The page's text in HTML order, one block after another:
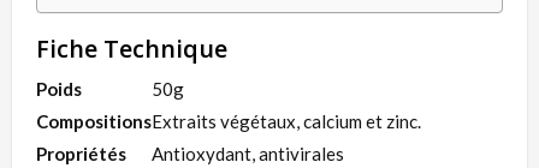
Fiche Technique
Poids
50g
CompositionsExtraits végétaux, calcium et zinc.
Propriétés
Antioxydant, antivirales